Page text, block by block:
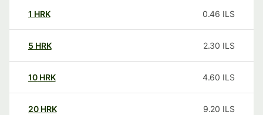
1 HRK 0.46 ILS
5 HRK 2.30 ILS
10 HRK 4.60 ILS
20 HRK 9.20 ILS